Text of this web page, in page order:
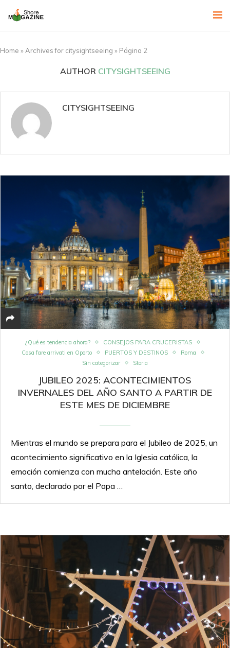
Home » Archives for citysightseeing » Página 2
AUTHOR CITYSIGHTSEEING
CITYSIGHTSEEING
¿Qué es tendencia ahora?
CONSEJOS PARA CRUCERISTAS
Cosa fare arrivati en Oporto
PUERTOS Y DESTINOS
Roma
Sin categorizar
Storia
JUBILEO 2025: ACONTECIMIENTOS
INVERNALES DEL AÑO SANTO A PARTIR DE
ESTE MES DE DICIEMBRE
Mientras el mundo se prepara para el Jubileo de 2025, un
acontecimiento significativo en la Iglesia católica, la
emoción comienza con mucha antelación. Este año
santo, declarado por el Papa …